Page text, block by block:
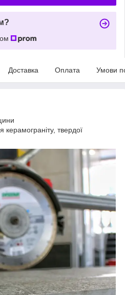
Доставка Оплата Умови
керамограніту, твердої